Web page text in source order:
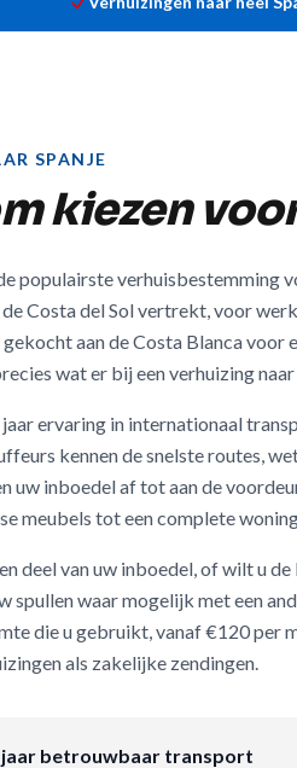
SPANJE
kiezen
populairste verhuisbestemming
de Costa del Sol vertrekt, voor
aan de Costa Blanca voor
wat er bij een verhuizing
ervaring in internationaal
kennen de snelste routes,
uw inboedel af tot aan de
meubels tot een complete
deel van uw inboedel, of wilt u
spullen waar mogelijk met een
die u gebruikt, vanaf €120 per
als zakelijke zendingen.
jaar betrouwbaar transport